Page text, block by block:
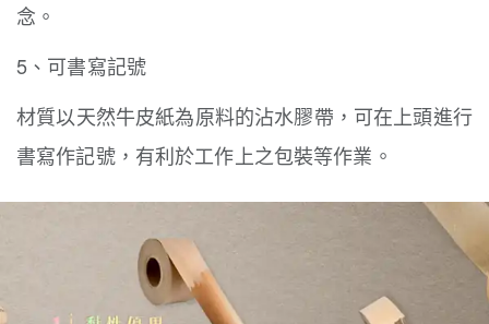
念。
5、 可書寫記號
材質以天然牛皮紙為原料的沾水膠帶，可在上頭進行
書寫作記號，有利於工作上之包裝等作業。